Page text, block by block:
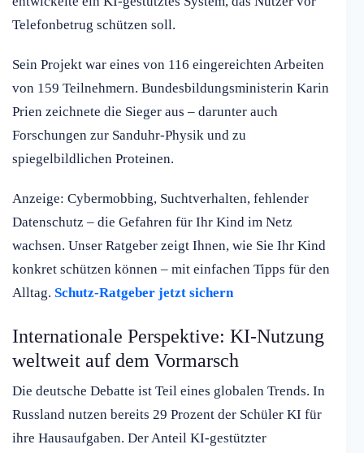
Telefonbetrug schützen soll.
Sein Projekt war eines von 116 eingereichten Arbeiten
von 159 Teilnehmern. Bundesbildungsministerin Karin
Prien zeichnete die Sieger aus – darunter auch
Forschungen zur Sanduhr-Physik und zu
spiegelbildlichen Proteinen.
Anzeige: Cybermobbing, Suchtverhalten, fehlender
Datenschutz – die Gefahren für Ihr Kind im Netz
wachsen. Unser Ratgeber zeigt Ihnen, wie Sie Ihr Kind
konkret schützen können – mit einfachen Tipps für den
Alltag. Schutz-Ratgeber jetzt sichern
Internationale Perspektive: KI-Nutzung
weltweit auf dem Vormarsch
Die deutsche Debatte ist Teil eines globalen Trends. In
Russland nutzen bereits 29 Prozent der Schüler KI für
ihre Hausaufgaben. Der Anteil KI-gestützter